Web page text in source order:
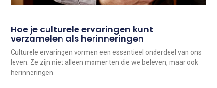
Hoe je culturele ervaringen kunt
verzamelen als herinneringen
Culturele ervaringen vormen een essentieel onderdeel van ons
leven. Ze zijn niet alleen momenten die we beleven, maar ook
herinneringen